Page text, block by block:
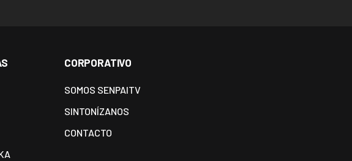
CORPORATIVO
SOMOS SENPAITV
SINTONÍZANOS
CONTACTO